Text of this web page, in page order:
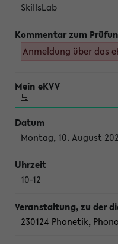
SkillsLab
Anmeldung über das
Montag, 10. August
10-12
230124 Phonetik,